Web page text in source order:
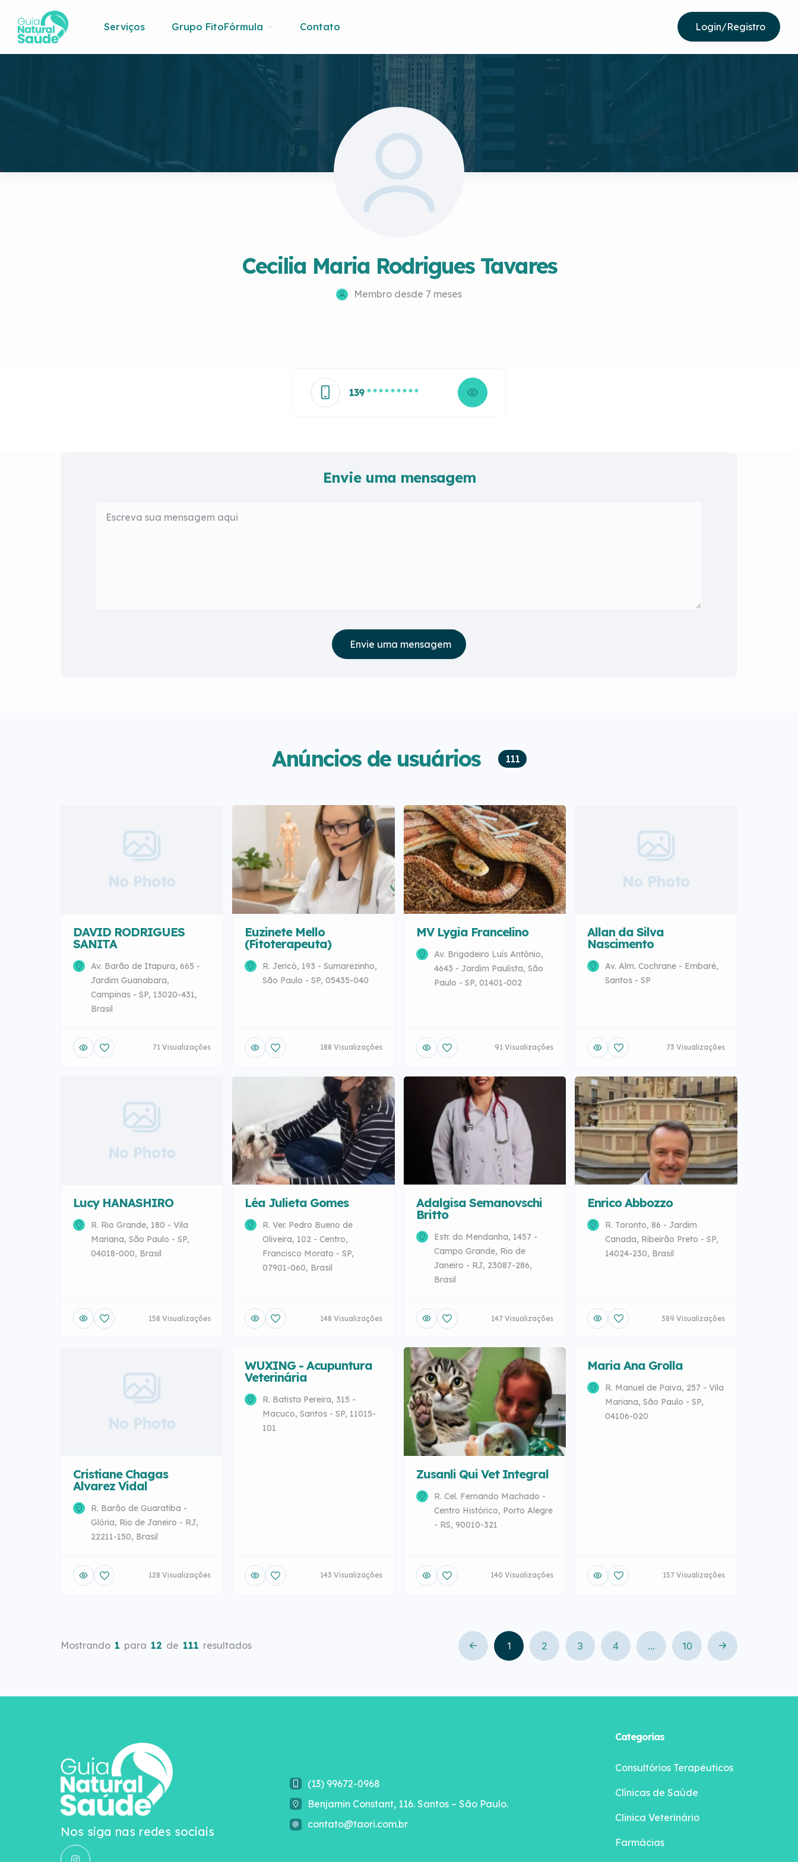
Serviços Grupo FitoFórmula Contato Login/Registro
Cecilia Maria Rodrigues Tavares
Membro desde 7 meses
139 * * * * * * * * *
Envie uma mensagem
Envie uma mensagem
Anúncios de usuários 111
No Photo
DAVID RODRIGUES
SANITA
Av. Barão de Itapura, 665 -
Jardim Guanabara,
Campinas - SP, 13020-431,
Brasil
71 Visualizações
Euzinete Mello
(Fitoterapeuta)
R. Jericó, 193 - Sumarezinho,
São Paulo - SP, 05435-040
188 Visualizações
MV Lygia Francelino
Av. Brigadeiro Luís Antônio,
4643 - Jardim Paulista, São
Paulo - SP, 01401-002
91 Visualizações
No Photo
Allan da Silva
Nascimento
Av. Alm. Cochrane - Embaré,
Santos - SP
73 Visualizações
No Photo
Lucy HANASHIRO
R. Rio Grande, 180 - Vila
Mariana, São Paulo - SP,
04018-000, Brasil
158 Visualizações
Léa Julieta Gomes
R. Ver. Pedro Bueno de
Oliveira, 102 - Centro,
Francisco Morato - SP,
07901-060, Brasil
148 Visualizações
Adalgisa Semanovschi
Britto
Estr. do Mendanha, 1457 -
Campo Grande, Rio de
Janeiro - RJ, 23087-286,
Brasil
147 Visualizações
Enrico Abbozzo
R. Toronto, 86 - Jardim
Canada, Ribeirão Preto - SP,
14024-230, Brasil
389 Visualizações
No Photo
Cristiane Chagas
Alvarez Vidal
R. Barão de Guaratiba -
Glória, Rio de Janeiro - RJ,
22211-150, Brasil
128 Visualizações
WUXING - Acupuntura
Veterinária
R. Batista Pereira, 315 -
Macuco, Santos - SP, 11015-
101
143 Visualizações
Zusanli Qui Vet Integral
R. Cel. Fernando Machado -
Centro Histórico, Porto Alegre
- RS, 90010-321
140 Visualizações
Maria Ana Grolla
R. Manuel de Paiva, 257 - Vila
Mariana, São Paulo - SP,
04106-020
157 Visualizações
Mostrando 1 para 12 de 111 resultados 1 2 3 4 ... 10
Nos siga nas redes sociais
(13) 99672-0968
Benjamin Constant, 116. Santos – São Paulo.
contato@taori.com.br
Categorias
Consultórios Terapêuticos
Clínicas de Saúde
Clinica Veterinário
Farmácias